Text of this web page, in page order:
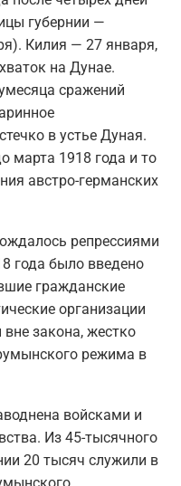
губернии —
Килия — 27 января,
на Дунае.
сражений
в устье Дуная.
марта 1918 года и то
австро-германских
репрессиями
года было введено
гражданские
организации
закона, жестко
режима в
войсками и
Из 45-тысячного
20 тысяч служили в